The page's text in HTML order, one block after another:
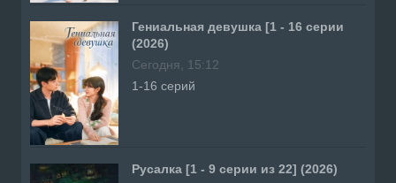
Гениальная девушка [1 - 16 серии
(2026)
Сегодня, 15:12
1-16 серий
Русалка [1 - 9 серии из 22] (2026)